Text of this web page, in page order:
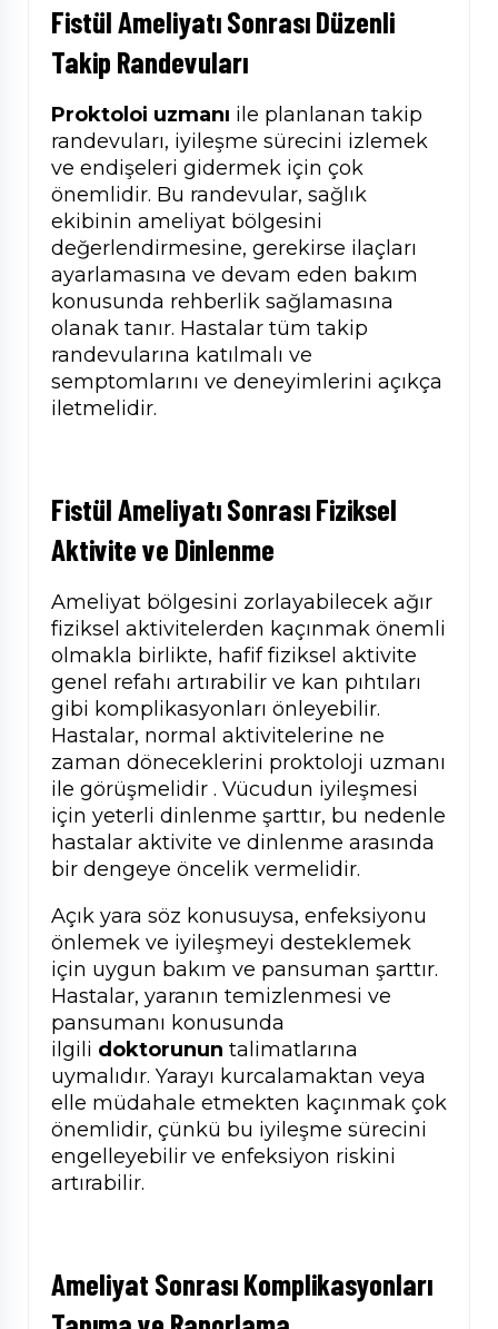
Fistül Ameliyatı Sonrası Düzenli
Takip Randevuları
Proktoloi uzmanı ile planlanan takip
randevuları, iyileşme sürecini izlemek
ve endişeleri gidermek için çok
önemlidir. Bu randevular, sağlık
ekibinin ameliyat bölgesini
değerlendirmesine, gerekirse ilaçları
ayarlamasına ve devam eden bakım
konusunda rehberlik sağlamasına
olanak tanır. Hastalar tüm takip
randevularına katılmalı ve
semptomlarını ve deneyimlerini açıkça
iletmelidir.
Fistül Ameliyatı SonrasıFiziksel
Aktivite ve Dinlenme
Ameliyat bölgesini zorlayabilecek ağır
fiziksel aktivitelerden kaçınmak önemli
olmakla birlikte, hafif fiziksel aktivite
genel refahı artırabilir ve kan pıhtıları
gibi komplikasyonları önleyebilir.
Hastalar, normal aktivitelerine ne
zaman döneceklerini proktoloji uzmanı
ile görüşmelidir . Vücudun iyileşmesi
için yeterli dinlenme şarttır, bu nedenle
hastalar aktivite ve dinlenme arasında
bir dengeye öncelik vermelidir.
Açık yara söz konusuysa, enfeksiyonu
önlemek ve iyileşmeyi desteklemek
için uygun bakım ve pansuman şarttır.
Hastalar, yaranın temizlenmesi ve
pansumanı konusunda
ilgili doktorunun talimatlarına
uymalıdır. Yarayı kurcalamaktan veya
elle müdahale etmekten kaçınmak çok
önemlidir, çünkü bu iyileşme sürecini
engelleyebilir ve enfeksiyon riskini
artırabilir.
Ameliyat Sonrası Komplikasyonları